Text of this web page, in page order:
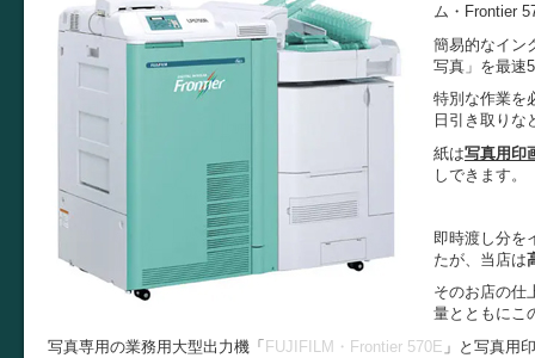
ム・Frontier
簡易的なイン
写真」を最速
特別な作業を
日引き取りな
紙は写真用印
しできます。
即時渡し分を
たが、当店は
そのお店の仕
量とともにこ
写真専用の業務用大型出力機「 FUJIFILM・Frontier 570E 」と写真用